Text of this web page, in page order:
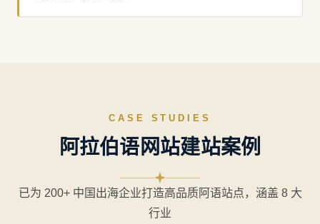
CASE STUDIES
阿拉伯语网站建站案例
已为 200+ 中国出海企业打造高品质阿语站点，涵盖 8 大
行业
山东某机床企业阿语站
中阿双语 + RTL 排版 + 询盘表单，月均询盘 60+